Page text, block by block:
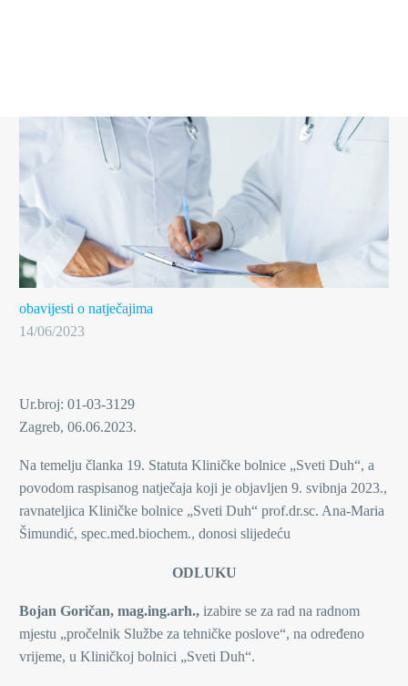
obavijesti o natječajima
14/06/2023
Ur.broj: 01-03-3129
Zagreb, 06.06.2023.
Na temelju članka 19. Statuta Kliničke bolnice „Sveti Duh“, a
povodom raspisanog natječaja koji je objavljen 9. svibnja 2023.,
ravnateljica Kliničke bolnice „Sveti Duh“ prof.dr.sc. Ana-Maria
Šimundić, spec.med.biochem., donosi slijedeću
ODLUKU
Bojan Goričan, mag.ing.arh., izabire se za rad na radnom
mjestu „pročelnik Službe za tehničke poslove“, na određeno
vrijeme, u Kliničkoj bolnici „Sveti Duh“.